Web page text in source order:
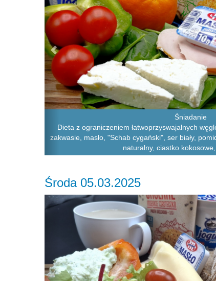
Śniadanie
Dieta z ograniczeniem łatwoprzyswajalnych
zakwasie, masło, "Schab cygański", ser biały,
naturalny, ciastko
Środa 05.03.2025
Previous